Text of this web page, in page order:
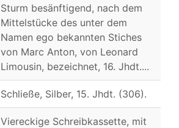
Sturm besänftigend, nach dem
Mittelstücke des unter dem
Namen ego bekannten Stiches
von Marc Anton, von Leonard
Limousin, bezeichnet, 16. Jhdt....
Schließe, Silber, 15. Jhdt. (306).
Viereckige Schreibkassette, mit